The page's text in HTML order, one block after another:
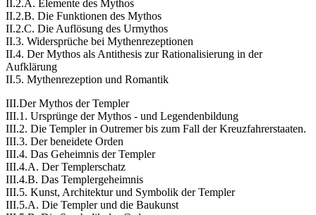
II.2.A. Elemente des Mythos
II.2.B. Die Funktionen des Mythos
II.2.C. Die Auflösung des Urmythos
II.3. Widersprüche bei Mythenrezeptionen
II.4. Der Mythos als Antithesis zur Rationalisierung in der
Aufklärung
II.5. Mythenrezeption und Romantik
III.Der Mythos der Templer
III.1. Ursprünge der Mythos - und Legendenbildung
III.2. Die Templer in Outremer bis zum Fall der Kreuzfahrerstaaten.
III.3. Der beneidete Orden
III.4. Das Geheimnis der Templer
III.4.A. Der Templerschatz
III.4.B. Das Templergeheimnis
III.5. Kunst, Architektur und Symbolik der Templer
III.5.A. Die Templer und die Baukunst